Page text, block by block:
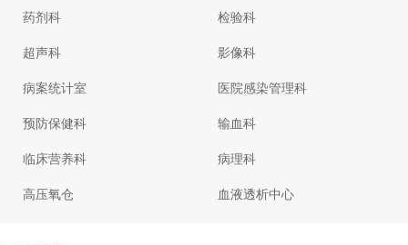
药剂科 检验科
超声科 影像科
病案统计室 医院感染管理科
预防保健科 输血科
临床营养科 病理科
高压氧仓 血液透析中心